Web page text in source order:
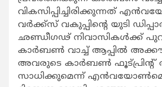
വികസിപ്പിച്ചിരിക്കുന്നത്
വര്‍ക്ക്‌സ് വകുപ്പിന്റെ യുടി
ഛണ്ഡീഗഢ് നിവാസികള്‍ക്ക്
കാര്‍ബണ്‍ വാച്ച് ആപ്പില്‍
അവരുടെ കാര്‍ബണ്‍ ഫൂട്പ്രിന്റ്
സാധിക്കുമെന്ന്